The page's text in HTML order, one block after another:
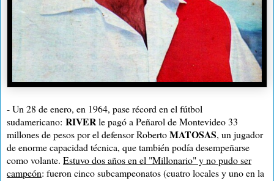
- Un 28 de enero, en 1964, pase récord en el fútbol
sudamericano: RIVERle pagó a Peñarol de Montevideo 33
millones de pesos por el defensor RobertoMATOSAS, un jugador
de enorme capacidad técnica, que también podía desempeñarse
como volante. Estuvo dos años en el "Millonario" y no pudo ser
campeón: fueron cinco subcampeonatos (cuatro locales y uno en la